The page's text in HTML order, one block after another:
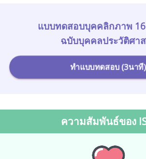
แบบทดสอบบุคคลิกภาพ 16
ฉบับบุคคลประวัติศา
ทำแบบทดสอบ (3นาที)
ความสัมพันธ์ของ